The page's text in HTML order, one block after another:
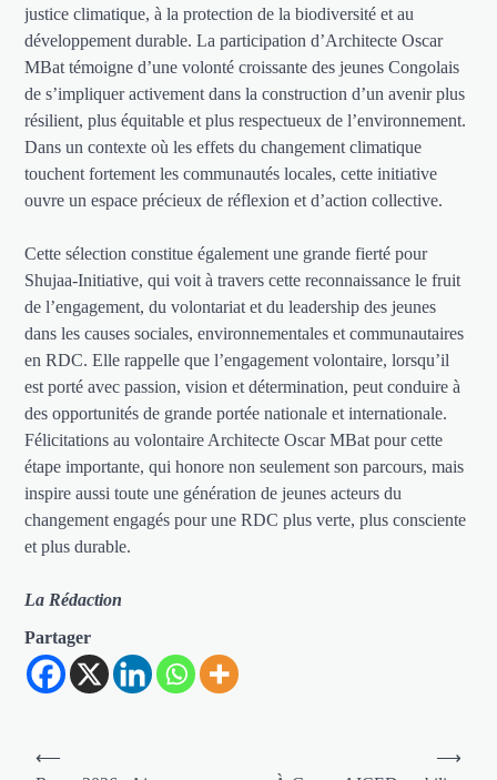
justice climatique, à la protection de la biodiversité et au
développement durable. La participation d’Architecte Oscar
MBat témoigne d’une volonté croissante des jeunes Congolais
de s’impliquer activement dans la construction d’un avenir plus
résilient, plus équitable et plus respectueux de l’environnement.
Dans un contexte où les effets du changement climatique
touchent fortement les communautés locales, cette initiative
ouvre un espace précieux de réflexion et d’action collective.
Cette sélection constitue également une grande fierté pour
Shujaa-Initiative, qui voit à travers cette reconnaissance le fruit
de l’engagement, du volontariat et du leadership des jeunes
dans les causes sociales, environnementales et communautaires
en RDC. Elle rappelle que l’engagement volontaire, lorsqu’il
est porté avec passion, vision et détermination, peut conduire à
des opportunités de grande portée nationale et internationale.
Félicitations au volontaire Architecte Oscar MBat pour cette
étape importante, qui honore non seulement son parcours, mais
inspire aussi toute une génération de jeunes acteurs du
changement engagés pour une RDC plus verte, plus consciente
et plus durable.
La Rédaction
Partager
Navigation
⟵
⟶